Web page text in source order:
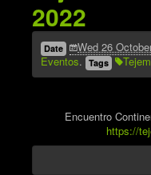
Audio
Blog
Catalogo
Tutoriales
2022
Date Wed 26
Eventos. Tags
Encuentro
https://